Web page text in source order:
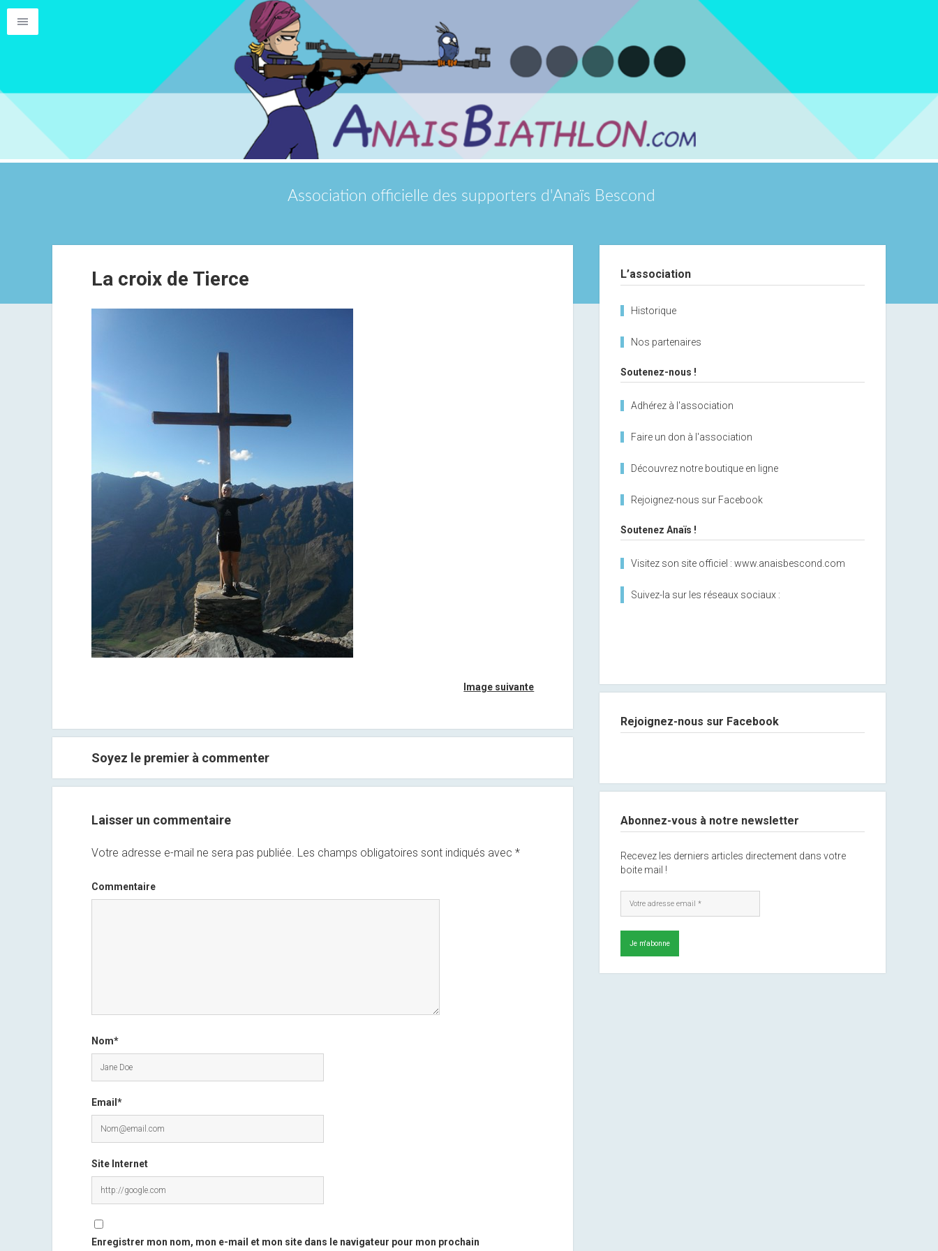
Association officielle des supporters d'Anaïs Bescond
La croix de Tierce
Image suivante
Soyez le premier à commenter
Laisser un commentaire
Votre adresse e-mail ne sera pas publiée. Les champs obligatoires sont indiqués avec *
Commentaire
Nom*
Email*
Site Internet
Enregistrer mon nom, mon e-mail et mon site dans le navigateur pour mon prochain
L’association
Historique
Nos partenaires
Soutenez-nous !
Adhérez à l'association
Faire un don à l'association
Découvrez notre boutique en ligne
Rejoignez-nous sur Facebook
Soutenez Anaïs !
Visitez son site officiel : www.anaisbescond.com
Suivez-la sur les réseaux sociaux :
Rejoignez-nous sur Facebook
Abonnez-vous à notre newsletter
Recevez les derniers articles directement dans votre
boite mail !